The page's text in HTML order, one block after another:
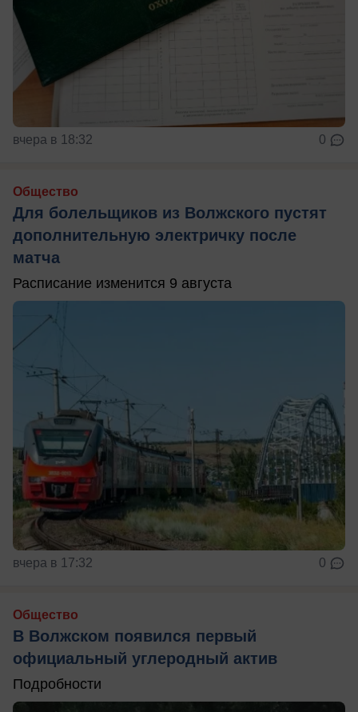
вчера в 18:32 0
Общество
Для болельщиков из Волжского пустят
дополнительную электричку после
матча
Расписание изменится 9 августа
вчера в 17:32 0
Общество
В Волжском появился первый
официальный углеродный актив
Подробности